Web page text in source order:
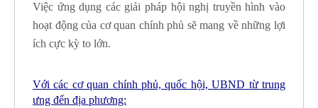
Việc ứng dụng các giải pháp hội nghị truyền hình vào
hoạt động của cơ quan chính phủ sẽ mang về những lợi
ích cực kỳ to lớn.
Với các cơ quan chính phủ, quốc hội, UBND từ trung
ưng đến địa phương: